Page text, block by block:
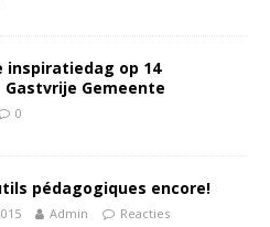
inspiratiedag op 14
Gemeente
0
pédagogiques encore!
Admin
Reacties